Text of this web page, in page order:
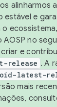
alinharmos
estável e
no
e
release . A
latest-
mais